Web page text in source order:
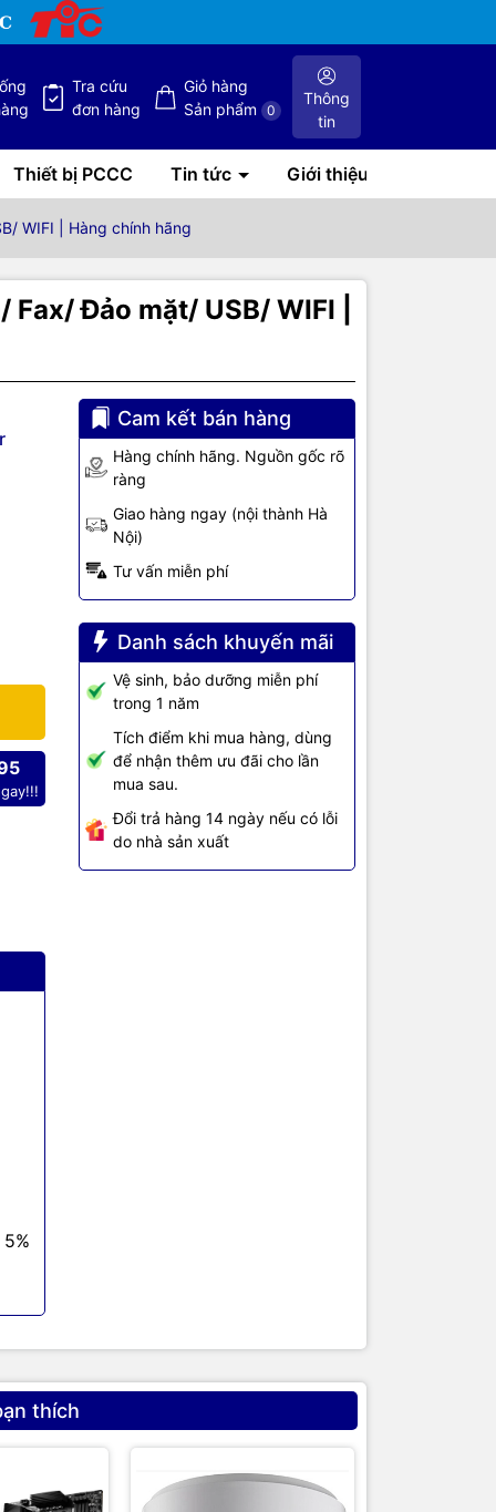
Tra cứu
đơn hàng
Giỏ hàng
Sản phẩm
0
Thông
tin
Thiết bị PCCC Tin tức Giới thiệu
WIFI | Hàng chính hãng
Đảo mặt/ USB/ WIFI |
Cam kết bán hàng
Hàng chính hãng. Nguồn gốc rõ
ràng
Giao hàng ngay (nội thành Hà
Nội)
Tư vấn miễn phí
Danh sách khuyến mãi
Vệ sinh, bảo dưỡng miễn phí
trong 1 năm
Tích điểm khi mua hàng, dùng
để nhận thêm ưu đãi cho lần
mua sau.
Đổi trả hàng 14 ngày nếu có lỗi
do nhà sản xuất
thích
USB)
Từ in,
dễ